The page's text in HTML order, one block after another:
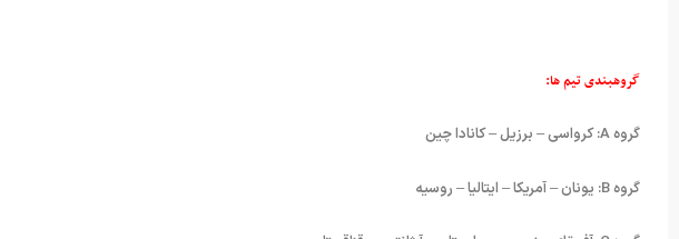
گروهبندی تیم ها:
گروه A: کرواسی – برزیل – کانادا چین
گروه B: یونان – آمریکا – ایتالیا – روسیه